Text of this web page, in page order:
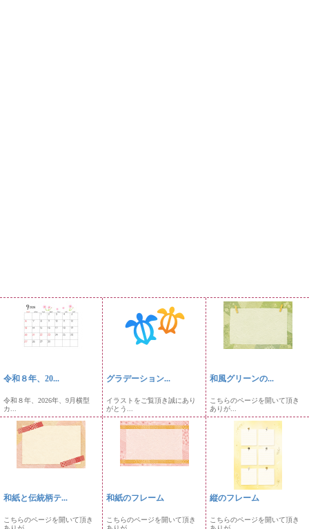
令和８年、20...
令和８年、2026年、9月横型
カ...
グラデーション...
イラストをご覧頂き誠にあり
がとう...
和風グリーンの...
こちらのページを開いて頂き
ありが...
和紙と伝統柄テ...
こちらのページを開いて頂き
和紙のフレーム
こちらのページを開いて頂き
縦のフレーム
こちらのページを開いて頂き